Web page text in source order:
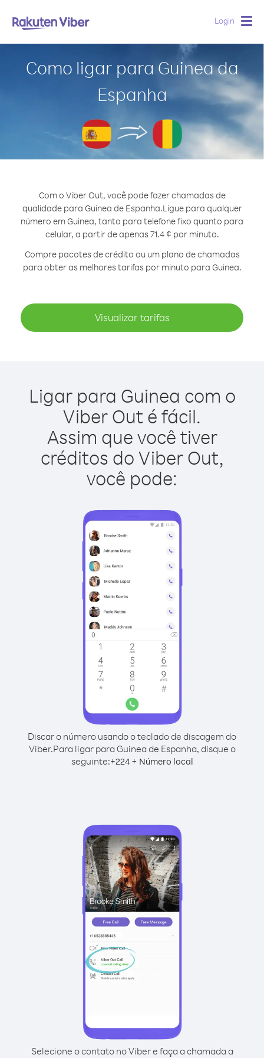
Login
Como ligar para Guinea da
Espanha
Com o Viber Out, você pode fazer chamadas de
qualidade para Guinea de Espanha.Ligue para qualquer
número em Guinea, tanto para telefone fixo quanto para
celular, a partir de apenas 71.4 ¢ por minuto.
Compre pacotes de crédito ou um plano de chamadas
para obter as melhores tarifas por minuto para Guinea.
Visualizar tarifas
Ligar para Guinea com o
Viber Out é fácil.
Assim que você tiver
créditos do Viber Out,
você pode:
Discar o número usando o teclado de discagem do
Viber.Para ligar para Guinea de Espanha, disque o
seguinte:+224+ Número local
Selecione o contato no Viber e faça a chamada a